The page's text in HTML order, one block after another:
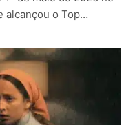
alcançou o Top…